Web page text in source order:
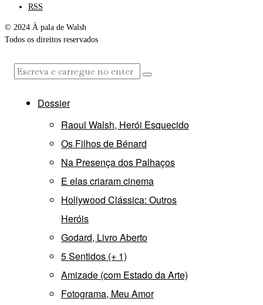
RSS
© 2024 À pala de Walsh
Todos os direitos reservados
Dossier
Raoul Walsh, Herói Esquecido
Os Filhos de Bénard
Na Presença dos Palhaços
E elas criaram cinema
Hollywood Clássica: Outros
Heróis
Godard, Livro Aberto
5 Sentidos (+ 1)
Amizade (com Estado da Arte)
Fotograma, Meu Amor